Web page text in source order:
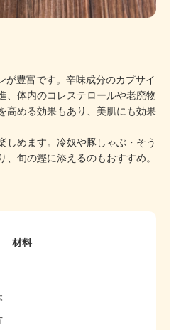
が豊富です。辛味成分のカプサイ
、体内のコレステロールや老廃物
高める効果もあり、美肌にも効果
しめます。冷奴や豚しゃぶ・そう
、旬の鰹に添えるのもおすすめ。
材料